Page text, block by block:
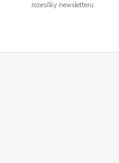
rozesílky newsletteru.